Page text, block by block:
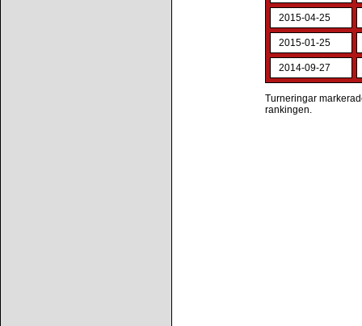
2015-04-25
2015-01-25
2014-09-27
Turneringar
rankingen.